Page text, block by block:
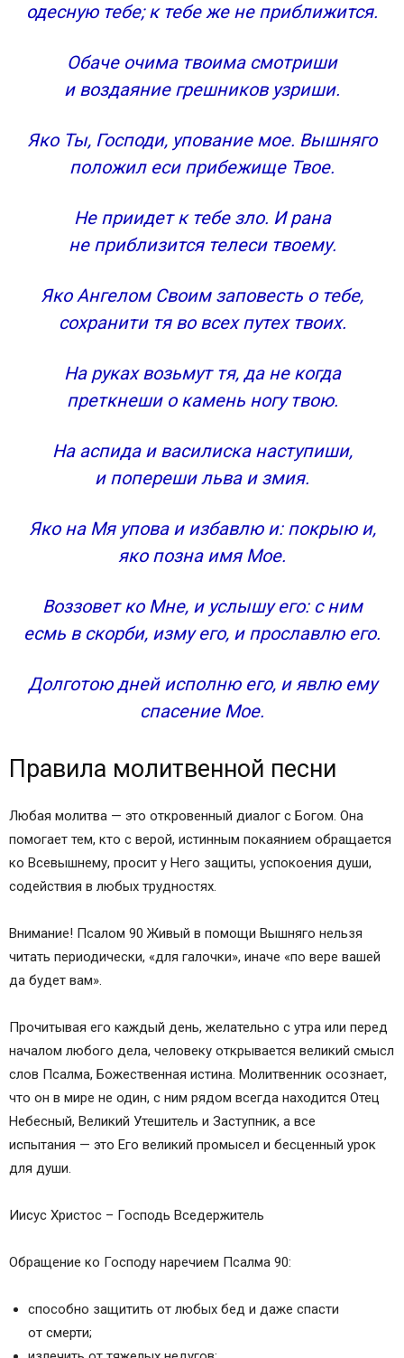
одесную тебе; к тебе же не приближится.
Обаче очима твоима смотриши
и воздаяние грешников узриши.
Яко Ты, Господи, упование мое. Вышняго
положил еси прибежище Твое.
Не приидет к тебе зло. И рана
не приблизится телеси твоему.
Яко Ангелом Своим заповесть о тебе,
сохранити тя во всех путех твоих.
На руках возьмут тя, да не когда
преткнеши о камень ногу твою.
На аспида и василиска наступиши,
и попереши льва и змия.
Яко на Мя упова и избавлю и: покрыю и,
яко позна имя Мое.
Воззовет ко Мне, и услышу его: с ним
есмь в скорби, изму его, и прославлю его.
Долготою дней исполню его, и явлю ему
спасение Мое.
Правила молитвенной песни
Любая молитва — это откровенный диалог с Богом. Она
помогает тем, кто с верой, истинным покаянием обращается
ко Всевышнему, просит у Него защиты, успокоения души,
содействия в любых трудностях.
Внимание! Псалом 90 Живый в помощи Вышняго нельзя
читать периодически, «для галочки», иначе «по вере вашей
да будет вам».
Прочитывая его каждый день, желательно с утра или перед
началом любого дела, человеку открывается великий смысл
слов Псалма, Божественная истина. Молитвенник осознает,
что он в мире не один, с ним рядом всегда находится Отец
Небесный, Великий Утешитель и Заступник, а все
испытания — это Его великий промысел и бесценный урок
для души.
Иисус Христос – Господь Вседержитель
Обращение ко Господу наречием Псалма 90:
способно защитить от любых бед и даже спасти
от смерти;